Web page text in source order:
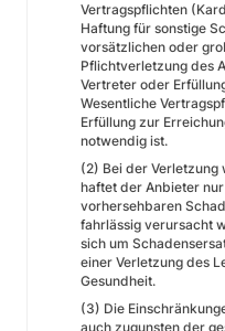
Vertragspflichten
Haftung für sonstige
vorsätzlichen oder
Pflichtverletzung des
Vertreter oder
Wesentliche
Erfüllung zur
notwendig ist.
(2) Bei der
haftet der Anbieter
vorhersehbaren
fahrlässig verursacht
sich um
einer Verletzung des
Gesundheit.
(3) Die
auch zugunsten der